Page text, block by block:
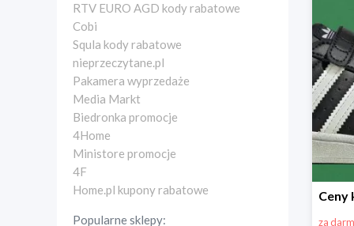
RTV EURO AGD kody rabatowe
Cobi
Squla kody rabatowe
nieprzeczytane.pl
Pakamera wyprzedaże
Media Markt
Biedronka promocje
4Home
Ministore promocje
4F
Home.pl kupony rabatowe
Popularne sklepy:
za